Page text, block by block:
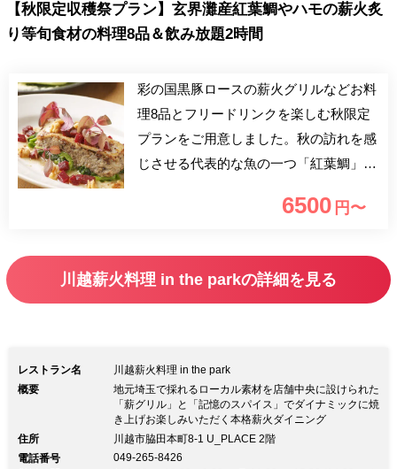
【秋限定収穫祭プラン】玄界灘産紅葉鯛やハモの薪火炙
り等旬食材の料理8品＆飲み放題2時間
彩の国黒豚ロースの薪火グリルなどお料
理8品とフリードリンクを楽しむ秋限定
プランをご用意しました。秋の訪れを感
じさせる代表的な魚の一つ「紅葉鯛」や
者こだわりの食材を使用したお料理で、
6500 円〜
川越薪火料理 in the parkの詳細を見る
レストラン名
川越薪火料理 in the park
概要
地元埼玉で採れるローカル素材を店舗中央に設けられた
「薪グリル」と「記憶のスパイス」でダイナミックに焼
き上げお楽しみいただく本格薪火ダイニング
住所
川越市脇田本町8-1 U_PLACE 2階
電話番号
049-265-8426